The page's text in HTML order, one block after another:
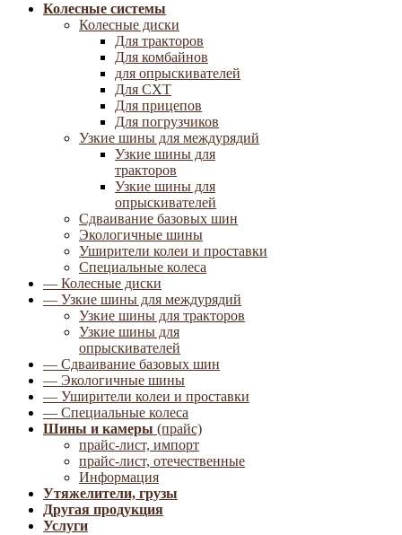
Колесные системы
Колесные диски
Для тракторов
Для комбайнов
для опрыскивателей
Для СХТ
Для прицепов
Для погрузчиков
Узкие шины для междурядий
Узкие шины для
тракторов
Узкие шины для
опрыскивателей
Сдваивание базовых шин
Экологичные шины
Уширители колеи и проставки
Специальные колеса
— Колесные диски
— Узкие шины для междурядий
Узкие шины для тракторов
Узкие шины для
опрыскивателей
— Сдваивание базовых шин
— Экологичные шины
— Уширители колеи и проставки
— Специальные колеса
Шины и камеры (прайс)
прайс-лист, импорт
прайс-лист, отечественные
Информация
Утяжелители, грузы
Другая продукция
Услуги